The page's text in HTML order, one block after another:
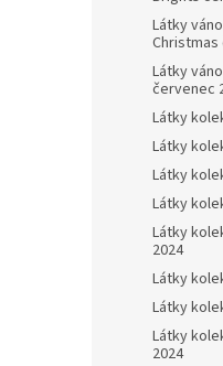
Látky
Látky
červenec
Látky
Látky
Látky
Látky
Látky
2024
Látky
Látky
Látky
2024